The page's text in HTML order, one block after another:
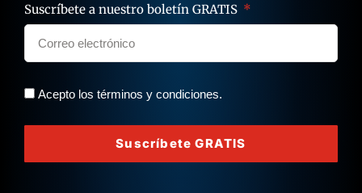
Suscríbete a nuestro boletín GRATIS
Acepto los términos y condiciones.
Suscríbete GRATIS